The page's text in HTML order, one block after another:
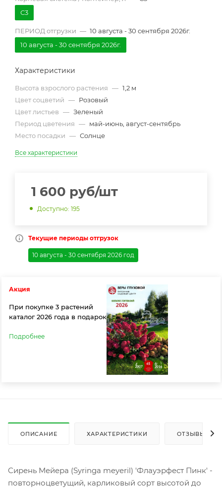
С3
ПЕРИОД отгрузки — 10 августа - 30 сентября 2026г.
10 августа - 30 сентября 2026г.
Характеристики
Высота взрослого растения — 1,2 м
Цвет соцветий — Розовый
Цвет листьев — Зеленый
Период цветения — май-июнь, август-сентябрь
Место посадки — Солнце
Все характеристики
1 600 руб/шт
Доступно: 195
Текущие периоды отгрузок
10 августа - 30 сентября 2026 год
Акция
При покупке 3 растений
каталог 2026 года в подарок
Подробнее
ОПИСАНИЕ ХАРАКТЕРИСТИКИ ОТЗЫВЫ
Сирень Мейера (Syringa meyeril) 'Флауэрфест Пинк' -
повторноцветущий, карликовый cорт высотой до